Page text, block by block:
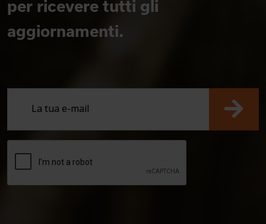
per ricevere tutti gli
aggiornamenti.